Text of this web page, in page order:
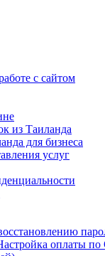
с сайтом
из Таиланда
для бизнеса
услуг
оплаты